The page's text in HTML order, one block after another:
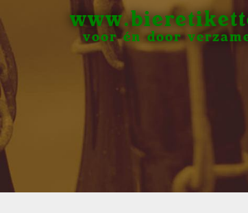
voor én door